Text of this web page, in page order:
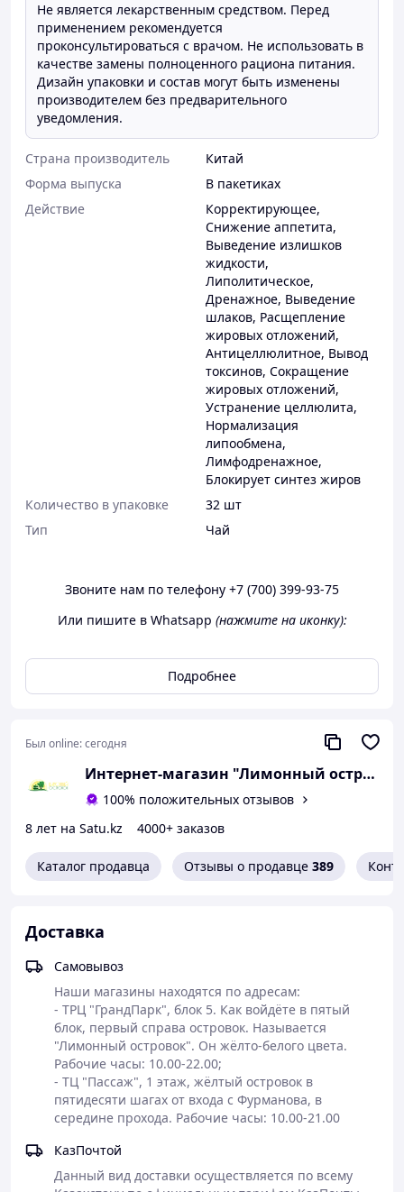
Не является лекарственным средством. Перед
применением рекомендуется
проконсультироваться с врачом. Не использовать в
качестве замены полноценного рациона питания.
Дизайн упаковки и состав могут быть изменены
производителем без предварительного
уведомления.
Страна производитель
Китай
Форма выпуска
В пакетиках
Действие
Корректирующее,
Снижение аппетита,
Выведение излишков
жидкости,
Липолитическое,
Дренажное, Выведение
шлаков, Расщепление
жировых отложений,
Антицеллюлитное, Вывод
токсинов, Сокращение
жировых отложений,
Устранение целлюлита,
Нормализация
липообмена,
Лимфодренажное,
Блокирует синтез жиров
Количество в упаковке
32 шт
Тип
Чай
Звоните нам по телефону +7 (700) 399-93-75
Или пишите в Whatsapp (нажмите на иконку):
Точное местоположение магазинов в г. Алматы
указано здесь. При доставке в другие регионы
Казахстана
обязательна частичная или полная
оплатазаказа (для большего доверия читайте
отзывы). Условия доставки указаны здесь. Весь
lemon-island.kz.
рецепта- Японии) (в прошлом его называли
"Ласточкой")- это сбор трав, удобно упакованных в
пакетики для заварки, который имеет двоякое
назначение к применению.
Первое: если его принимать только один раз в день
(лучше перед сном), он работает как средство чистки и
улучшения работы кишечника (и в целом
пищеварения) и может применяться теми, кто имеет
проблемы с дефекацией (запоры), кто по состоянию
здоровья не может сам опорожнять свой кишечник
(люди с инсультом, парализованные, и т.п.), а также
теми, кто следит за здоровьем кишечника и регулярно
проводит его чистки. Обращаем ваше внимание, что
при этом снижаться вес не будет, т.к. однократный
приём в день курсом в несколько дней никак не
Подробнее
Был online:сегодня
Интернет-магазин "Лимонный
100% положительных отзывов
8 лет на Satu.kz
4000+ заказов
Каталог продавца Отзывы о продавце 389
Доставка
Самовывоз
Наши магазины находятся по адресам:
- ТРЦ "ГрандПарк", блок 5. Как войдёте в пятый
блок, первый справа островок. Называется
"Лимонный островок". Он жёлто-белого цвета.
Рабочие часы: 10.00-22.00;
- ТЦ "Пассаж", 1 этаж, жёлтый островок в
пятидесяти шагах от входа с Фурманова, в
середине прохода. Рабочие часы: 10.00-21.00
КазПочтой
Данный вид доставки осуществляется по всему